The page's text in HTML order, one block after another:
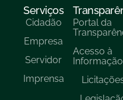
Serviços
Cidadão
Empresa
Servidor
Imprensa
Portal da
Acesso à
Informação